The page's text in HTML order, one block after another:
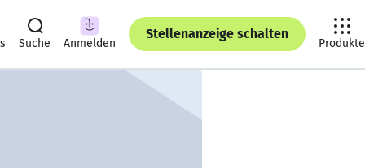
Suche Anmelden
Stellenanzeige schalten
Produkte